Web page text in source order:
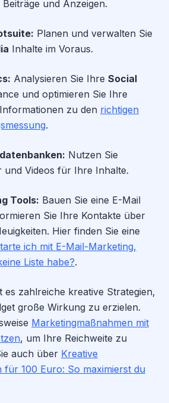
und Anzeigen.
Planen und verwalten Sie
Inhalte im Voraus.
Analysieren Sie Ihre Social
und optimieren Sie Ihre
zu den richtigen
.
Nutzen Sie
und Videos für Ihre Inhalte.
Tools: Bauen Sie eine E-Mail
Sie Ihre Kontakte über
Hier finden Sie eine
ich mit E-Mail-Marketing,
Liste habe?.
es zahlreiche kreative Strategien,
große Wirkung zu erzielen.
Marketingmaßnahmen mit
, um Ihre Reichweite zu
auch über Kreative
für 100 Euro: So maximierst du